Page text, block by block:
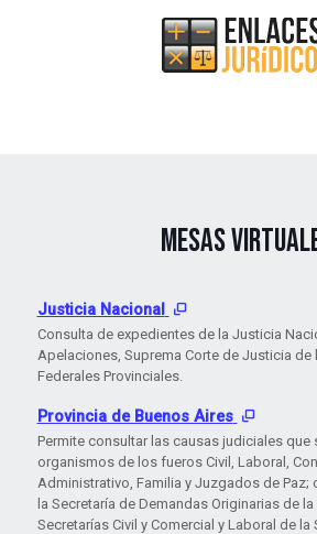
MESAS
Justicia Nacional
Consulta de expedientes de la Justicia
Apelaciones, Suprema Corte de Justicia de
Federales Provinciales.
Provincia de Buenos Aires
Permite consultar las causas judiciales que
organismos de los fueros Civil, Laboral,
Administrativo, Familia y Juzgados de Paz;
la Secretaría de Demandas Originarias de
Secretarías Civil y Comercial y Laboral de la